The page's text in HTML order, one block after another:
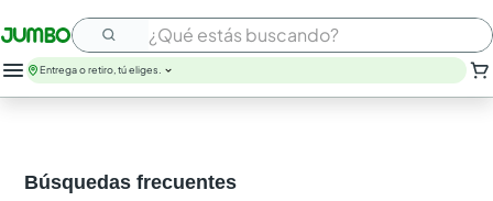
¿Qué estás buscando?
Entrega o retiro, tú eliges.
Búsquedas frecuentes